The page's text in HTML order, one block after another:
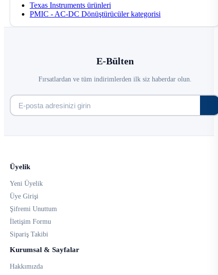
Texas Instruments ürünleri
PMIC - AC-DC Dönüştürücüler kategorisi
E-Bülten
Fırsatlardan ve tüm indirimlerden ilk siz haberdar olun.
Üyelik
Yeni Üyelik
Üye Girişi
Şifremi Unuttum
İletişim Formu
Sipariş Takibi
Kurumsal & Sayfalar
Hakkımızda